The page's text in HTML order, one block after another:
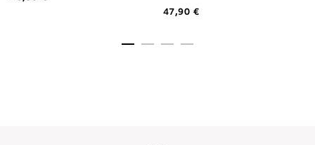
47,90 €